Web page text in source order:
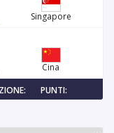
Singapore
Cina
PUNTI: